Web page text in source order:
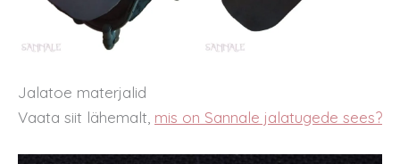
Jalatoe materjalid
Vaata siit lähemalt, mis on Sannale jalatugede sees?